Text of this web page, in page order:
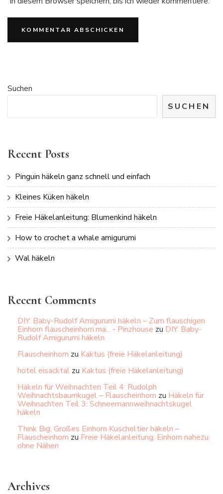
Suchen
SUCHEN
Recent Posts
Pinguin häkeln ganz schnell und einfach
Kleines Küken häkeln
Freie Häkelanleitung: Blumenkind häkeln
How to crochet a whale amigurumi
Wal häkeln
Recent Comments
DIY: Baby-Rudolf Amigurumi häkeln – Zum flauschigen
Einhorn flauscheinhorn.ma... - Pinzhouse zu DIY: Baby-
Rudolf Amigurumi häkeln
Flauscheinhorn zu Kaktus (freie Häkelanleitung)
hotel eisacktal zu Kaktus (freie Häkelanleitung)
Häkeln für Weihnachten Teil 4: Rudolph
Weihnachtsbaumkugel – Flauscheinhorn zu Häkeln für
Weihnachten Teil 3: Schneemannweihnachtskugel
häkeln
Think Big: Großes Einhorn Kuscheltier häkeln –
Flauscheinhorn zu Freie Häkelanleitung: Einhorn nahezu
ohne Nähen
Archives